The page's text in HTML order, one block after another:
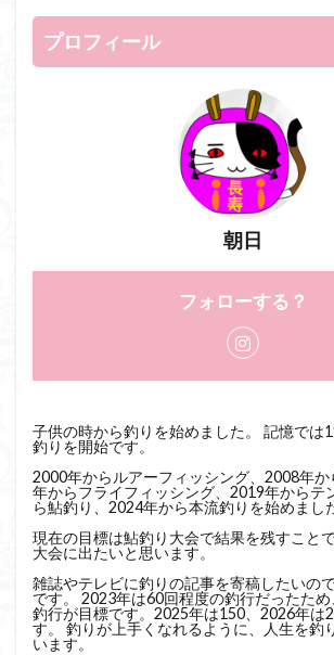
プロフィール
朝日
フォローする？
子供の時から釣りを始めました。 記憶では
釣りを開始です。
2000年からルアーフィッシング、2008年
年からフライフィッシング、2019年からテ
ら鮎釣り、2024年から本流釣りを始めまし
現在の目標は鮎釣り大会で結果を残すこと
大会に出たいと思います。
雑誌やテレビに釣りの記事を寄稿したいの
です。 2023年は60回程度の釣行だったた
釣行が目標です。2025年は150、2026年は
す。 釣りが上手くなれるように、人生を釣
います。